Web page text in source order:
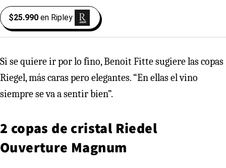
$25.990 en Ripley
Si se quiere ir por lo fino, Benoit Fitte sugiere las copas
Riegel, más caras pero elegantes. “En ellas el vino
siempre se va a sentir bien”.
2 copas de cristal Riedel
Ouverture Magnum